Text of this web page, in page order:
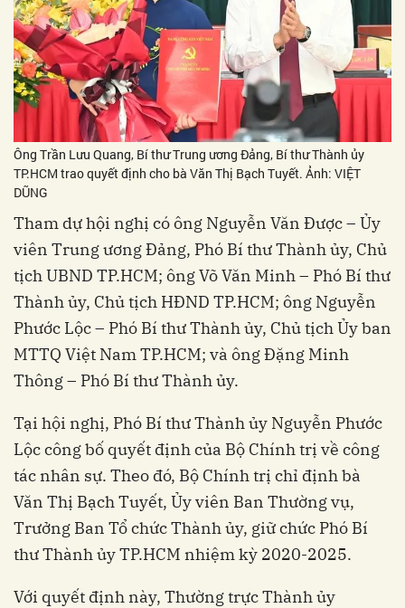
Ông Trần Lưu Quang, Bí thư Trung ương Đảng, Bí thư Thành ủy
TP.HCM trao quyết định cho bà Văn Thị Bạch Tuyết. Ảnh: VIỆT
DŨNG
Tham dự hội nghị có ông Nguyễn Văn Được – Ủy
viên Trung ương Đảng, Phó Bí thư Thành ủy, Chủ
tịch UBND TP.HCM; ông Võ Văn Minh – Phó Bí thư
Thành ủy, Chủ tịch HĐND TP.HCM; ông Nguyễn
Phước Lộc – Phó Bí thư Thành ủy, Chủ tịch Ủy ban
MTTQ Việt Nam TP.HCM; và ông Đặng Minh
Thông – Phó Bí thư Thành ủy.
Tại hội nghị, Phó Bí thư Thành ủy Nguyễn Phước
Lộc công bố quyết định của Bộ Chính trị về công
tác nhân sự. Theo đó, Bộ Chính trị chỉ định bà
Văn Thị Bạch Tuyết, Ủy viên Ban Thường vụ,
Trưởng Ban Tổ chức Thành ủy, giữ chức Phó Bí
thư Thành ủy TP.HCM nhiệm kỳ 2020-2025.
Với quyết định này, Thường trực Thành ủy